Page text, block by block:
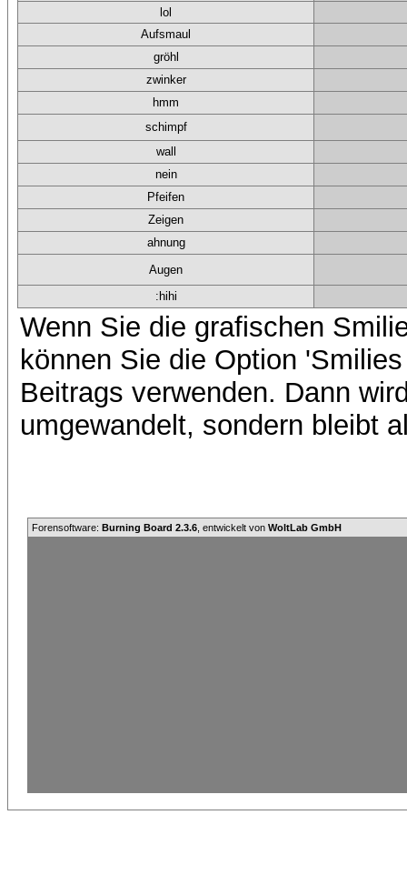
lol
Aufsmaul
gröhl
zwinker
hmm
schimpf
wall
nein
Pfeifen
Zeigen
ahnung
Augen
:hihi
Wenn Sie die grafischen
können Sie die Option
Beitrags verwenden. Dann
umgewandelt, sondern bleibt
Forensoftware: Burning Board 2.3.6 , entwickelt von WoltLab GmbH